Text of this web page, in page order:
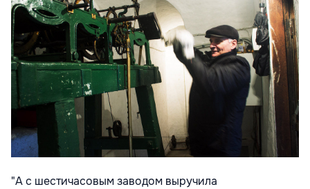
"А с шестичасовым заводом выручила